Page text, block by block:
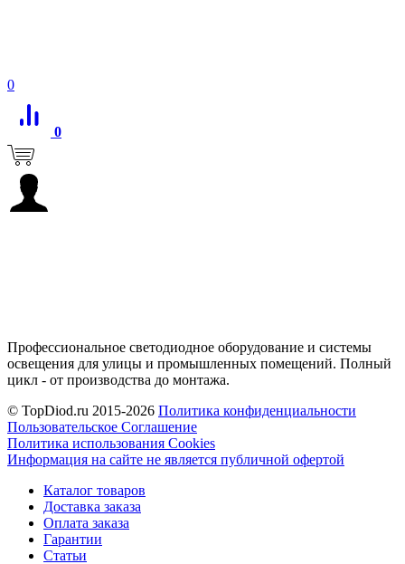
0
0
Профессиональное светодиодное оборудование и системы
освещения для улицы и промышленных помещений. Полный
цикл - от производства до монтажа.
© TopDiod.ru 2015-2026 Политика конфиденциальности
Пользовательское Соглашение
Политика использования Cookies
Информация на сайте не является публичной офертой
Каталог товаров
Доставка заказа
Оплата заказа
Гарантии
Статьи